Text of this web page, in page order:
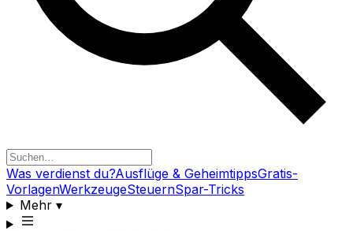
Was verdienst du?Ausflüge & GeheimtippsGratis-
VorlagenWerkzeugeSteuernSpar-Tricks
Mehr▾